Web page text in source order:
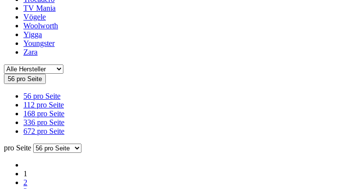
TV Mania
Vögele
Woolworth
Yigga
Youngster
Zara
56 pro Seite
56 pro Seite
112 pro Seite
168 pro Seite
336 pro Seite
672 pro Seite
pro Seite
1
2